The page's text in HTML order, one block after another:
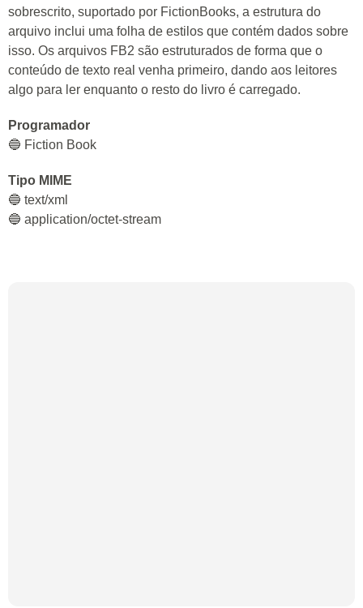
sobrescrito, suportado por FictionBooks, a estrutura do
arquivo inclui uma folha de estilos que contém dados sobre
isso. Os arquivos FB2 são estruturados de forma que o
conteúdo de texto real venha primeiro, dando aos leitores
algo para ler enquanto o resto do livro é carregado.
Programador
🔵 Fiction Book
Tipo MIME
🔵 text/xml
🔵 application/octet-stream